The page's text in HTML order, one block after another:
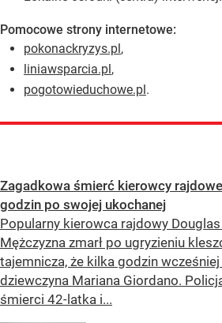
Pomocowe strony internetowe:
pokonackryzys.pl ,
liniawsparcia.pl ,
pogotowieduchowe.pl .
Zagadkowa śmierć kierowcy
godzin po swojej ukochanej
Popularny kierowca rajdowy
Mężczyzna zmarł po ugryzieniu
tajemnicza, że kilka godzin wcześniej
dziewczyna Mariana Giordano.
śmierci 42-latka i...